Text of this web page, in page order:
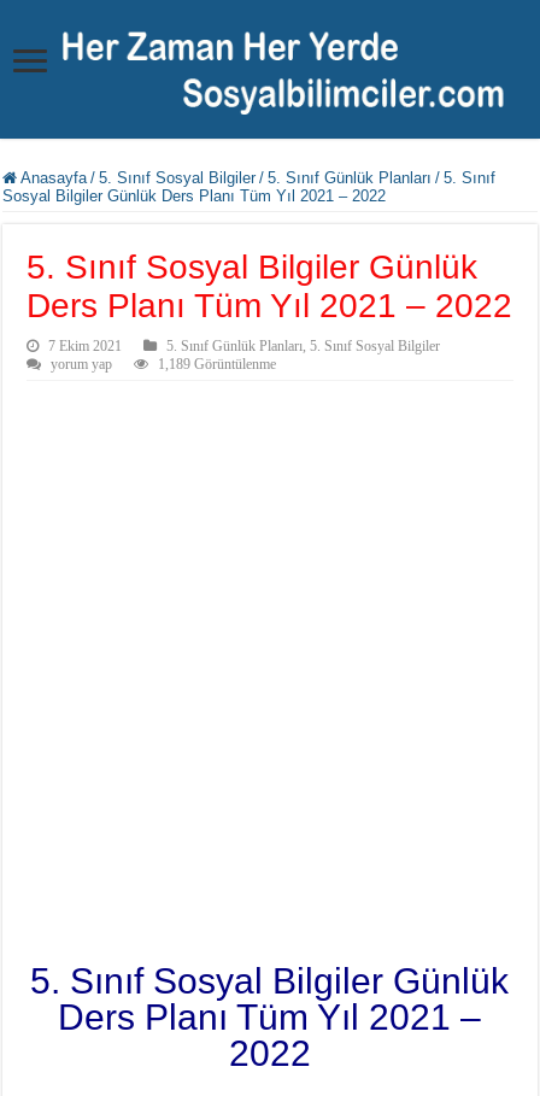
Anasayfa / 5. Sınıf Sosyal Bilgiler / 5. Sınıf Günlük Planları / 5. Sınıf
Sosyal Bilgiler Günlük Ders Planı Tüm Yıl 2021 – 2022
5. Sınıf Sosyal Bilgiler Günlük
Ders Planı Tüm Yıl 2021 – 2022
7 Ekim 2021 5. Sınıf Günlük Planları ,5. Sınıf Sosyal Bilgiler
yorum yap
1,189 Görüntülenme
5. Sınıf Sosyal Bilgiler Günlük
Ders Planı Tüm Yıl 2021 –
2022